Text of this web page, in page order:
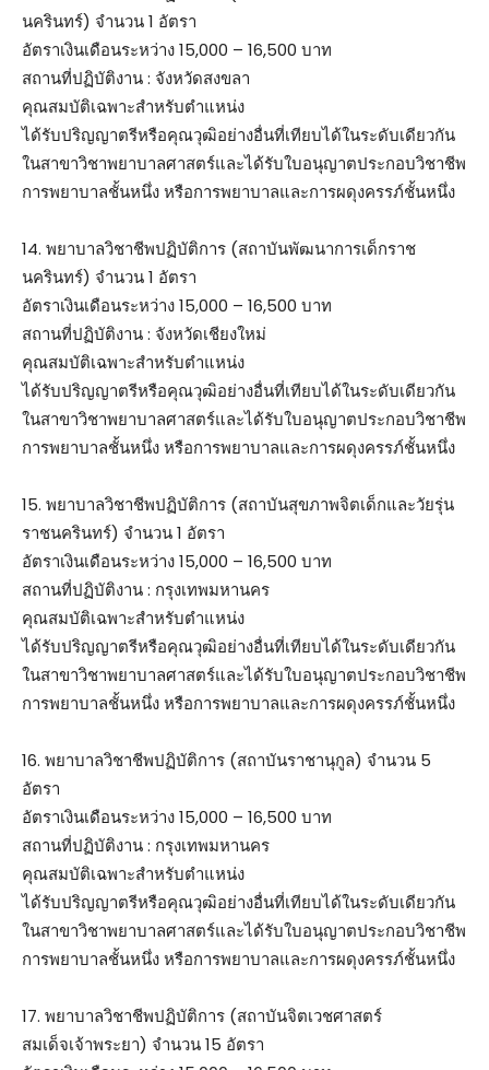
นครินทร์) จำนวน 1 อัตรา
อัตราเงินเดือนระหว่าง 15,000 – 16,500 บาท
สถานที่ปฏิบัติงาน : จังหวัดสงขลา
คุณสมบัติเฉพาะสำหรับตำแหน่ง
ได้รับปริญญาตรีหรือคุณวุฒิอย่างอื่นที่เทียบได้ในระดับเดียวกัน
ในสาขาวิชาพยาบาลศาสตร์และได้รับใบอนุญาตประกอบวิชาชีพ
การพยาบาลชั้นหนึ่ง หรือการพยาบาลและการผดุงครรภ์ชั้นหนึ่ง
14. พยาบาลวิชาชีพปฏิบัติการ (สถาบันพัฒนาการเด็กราช
นครินทร์) จำนวน 1 อัตรา
อัตราเงินเดือนระหว่าง 15,000 – 16,500 บาท
สถานที่ปฏิบัติงาน : จังหวัดเชียงใหม่
คุณสมบัติเฉพาะสำหรับตำแหน่ง
ได้รับปริญญาตรีหรือคุณวุฒิอย่างอื่นที่เทียบได้ในระดับเดียวกัน
ในสาขาวิชาพยาบาลศาสตร์และได้รับใบอนุญาตประกอบวิชาชีพ
การพยาบาลชั้นหนึ่ง หรือการพยาบาลและการผดุงครรภ์ชั้นหนึ่ง
15. พยาบาลวิชาชีพปฏิบัติการ (สถาบันสุขภาพจิตเด็กและวัยรุ่น
ราชนครินทร์) จำนวน 1 อัตรา
อัตราเงินเดือนระหว่าง 15,000 – 16,500 บาท
สถานที่ปฏิบัติงาน : กรุงเทพมหานคร
คุณสมบัติเฉพาะสำหรับตำแหน่ง
ได้รับปริญญาตรีหรือคุณวุฒิอย่างอื่นที่เทียบได้ในระดับเดียวกัน
ในสาขาวิชาพยาบาลศาสตร์และได้รับใบอนุญาตประกอบวิชาชีพ
การพยาบาลชั้นหนึ่ง หรือการพยาบาลและการผดุงครรภ์ชั้นหนึ่ง
16. พยาบาลวิชาชีพปฏิบัติการ (สถาบันราชานุกูล) จำนวน 5
อัตรา
อัตราเงินเดือนระหว่าง 15,000 – 16,500 บาท
สถานที่ปฏิบัติงาน : กรุงเทพมหานคร
คุณสมบัติเฉพาะสำหรับตำแหน่ง
ได้รับปริญญาตรีหรือคุณวุฒิอย่างอื่นที่เทียบได้ในระดับเดียวกัน
ในสาขาวิชาพยาบาลศาสตร์และได้รับใบอนุญาตประกอบวิชาชีพ
การพยาบาลชั้นหนึ่ง หรือการพยาบาลและการผดุงครรภ์ชั้นหนึ่ง
17. พยาบาลวิชาชีพปฏิบัติการ (สถาบันจิตเวชศาสตร์
สมเด็จเจ้าพระยา) จำนวน 15 อัตรา